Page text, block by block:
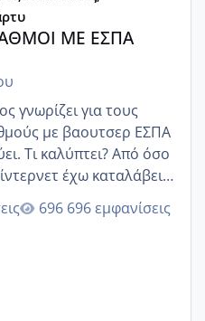
ΜΕ ΕΣΠΑ
γνωρίζει για τους
με βαουτσερ ΕΣΠΑ
Τι καλύπτει? Από όσο
έχω καταλάβει
καλύπτει όλα τα
τροφεια του ιδιωτικού
696 εμφανίσεις